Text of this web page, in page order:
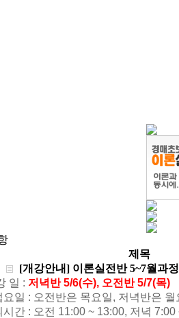
제목
[개강안내] 이론실전반 5~7월과정
일 : 저녁반 5/6(수), 오전반 5/7(목)
요일 : 오전반은 목요일, 저녁반은 월
시간 : 오전 11:00 ~ 13:00, 저녁 7:00